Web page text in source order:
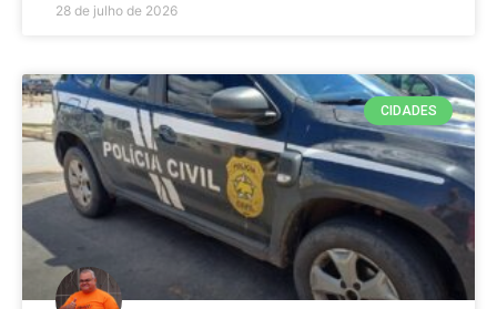
28 de julho de 2026
CIDADES